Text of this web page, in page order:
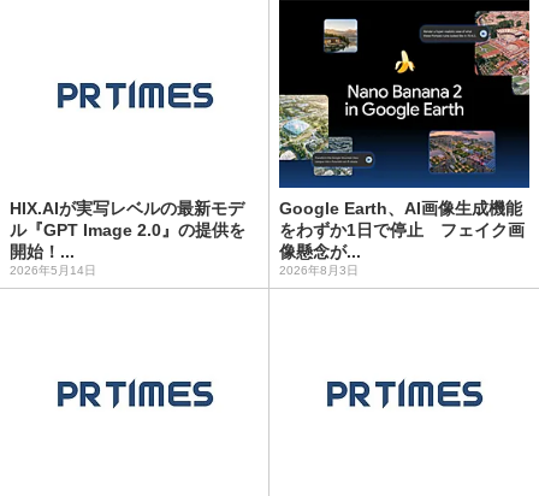
HIX.AIが実写レベルの最新モデ
ル『GPT Image 2.0』の提供を
開始！...
2026年5月14日
Google Earth、AI画像生成機能
をわずか1日で停止 フェイク画
像懸念が...
2026年8月3日